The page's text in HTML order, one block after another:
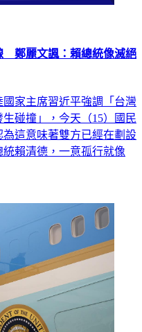
鄭麗文諷：賴總統像滅絕
家主席習近平強調「台灣
碰撞」，今天（15）國民
這意味著雙方已經在劃設
統賴清德，一意孤行就像